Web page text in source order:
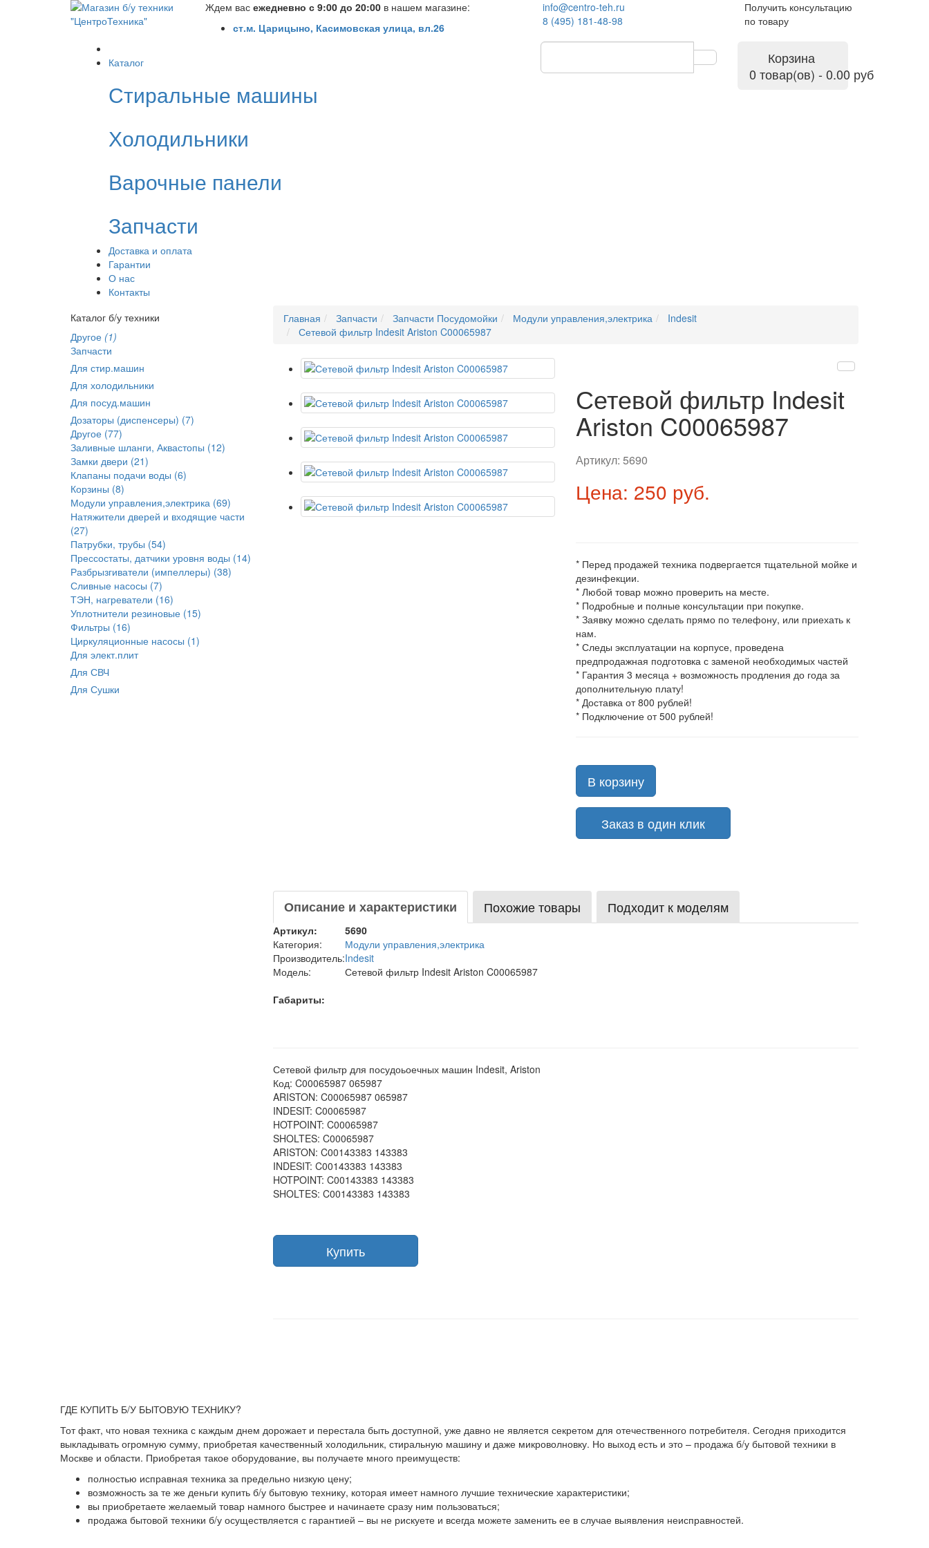
Ждем вас ежедневно с 9:00 до 20:00 в нашем магазине:
ст.м. Царицыно, Касимовская улица, вл.26
info@centro-teh.ru
8 (495) 181-48-98
Получить консультацию
по товару
Каталог
Стиральные машины
Холодильники
Варочные панели
Запчасти
Доставка и оплата
Гарантии
О нас
Контакты
Корзина
0 товар(ов) - 0.00 руб
Каталог б/у техники
Другое (1)
Запчасти
Для стир.машин
Для холодильники
Для посуд.машин
Дозаторы (диспенсеры) (7)
Другое (77)
Заливные шланги, Аквастопы (12)
Замки двери (21)
Клапаны подачи воды (6)
Корзины (8)
Модули управления,электрика (69)
Натяжители дверей и входящие части
(27)
Патрубки, трубы (54)
Прессостаты, датчики уровня воды (14)
Разбрызгиватели (импеллеры) (38)
Сливные насосы (7)
ТЭН, нагреватели (16)
Уплотнители резиновые (15)
Фильтры (16)
Циркуляционные насосы (1)
Для элект.плит
Для СВЧ
Для Сушки
Главная Запчасти Запчасти Посудомойки Модули управления,электрика
Indesit
Сетевой фильтр Indesit Ariston C00065987
Сетевой фильтр Indesit
Ariston C00065987
Артикул:5690
Цена: 250 руб.
* Перед продажей техника подвергается тщательной мойке и
дезинфекции.
* Любой товар можно проверить на месте.
* Подробные и полные консультации при покупке.
* Заявку можно сделать прямо по телефону, или приехать к
нам.
* Следы эксплуатации на корпусе, проведена
предпродажная подготовка с заменой необходимых частей
* Гарантия 3 месяца + возможность продления до года за
дополнительную плату!
* Доставка от 800 рублей!
* Подключение от 500 рублей!
В корзину
Заказ в один клик
Описание и характеристики Похожие товары Подходит к моделям
Артикул:
5690
Категория:
Модули управления,электрика
Производитель:Indesit
Модель:
Сетевой фильтр Indesit Ariston C00065987
Габариты:
Сетевой фильтр для посудоьоечных машин Indesit, Ariston
Код: C00065987 065987
ARISTON: C00065987 065987
INDESIT: C00065987
HOTPOINT: C00065987
SHOLTES: C00065987
ARISTON: C00143383 143383
INDESIT: C00143383 143383
HOTPOINT: C00143383 143383
SHOLTES: C00143383 143383
ГДЕ КУПИТЬ Б/У БЫТОВУЮ ТЕХНИКУ?
Тот факт, что новая техника с каждым днем дорожает и перестала быть доступной, уже давно не является секретом для отечественного потребителя. Сегодня приходится
выкладывать огромную сумму, приобретая качественный холодильник, стиральную машину и даже микроволновку. Но выход есть и это – продажа б/у бытовой техники в
Москве и области. Приобретая такое оборудование, вы получаете много преимуществ:
полностью исправная техника за предельно низкую цену;
возможность за те же деньги купить б/у бытовую технику, которая имеет намного лучшие технические характеристики;
вы приобретаете желаемый товар намного быстрее и начинаете сразу ним пользоваться;
продажа бытовой техники б/у осуществляется с гарантией – вы не рискуете и всегда можете заменить ее в случае выявления неисправностей.